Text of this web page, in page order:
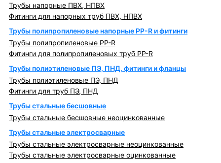
Трубы напорные ПВХ, НПВХ
Фитинги для напорных труб ПВХ, НПВХ
Трубы полипропиленовые напорные PP-R и фитинги
Трубы полипропиленовые PP-R
Фитинги для полипропиленовых труб PP-R
Трубы полиэтиленовые ПЭ, ПНД, фитинги и фланцы
Трубы полиэтиленовые ПЭ, ПНД
Фитинги для труб ПЭ, ПНД
Трубы стальные бесшовные
Трубы стальные бесшовные неоцинкованные
Трубы стальные электросварные
Трубы стальные электросварные неоцинкованные
Трубы стальные электросварные оцинкованные